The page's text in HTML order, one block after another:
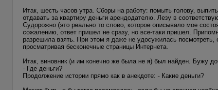
Итак, шесть часов утра. Сборы на работу: помыть голову,
отдавать за квартиру деньги арендодателю. Лезу в
Судорожно (это реально то слово, которое описывало мое
сожалению, ответ пришел не сразу, но все-таки пришел.
разрешила взять. При этом я даже не удосужилась
просматривая бесконечные страницы Интернета.
Итак, виновник (и им конечно же была не я) был найден. Бужу
- Где деньги?
Продолжение истории прямо как в анекдоте: - Какие деньги?